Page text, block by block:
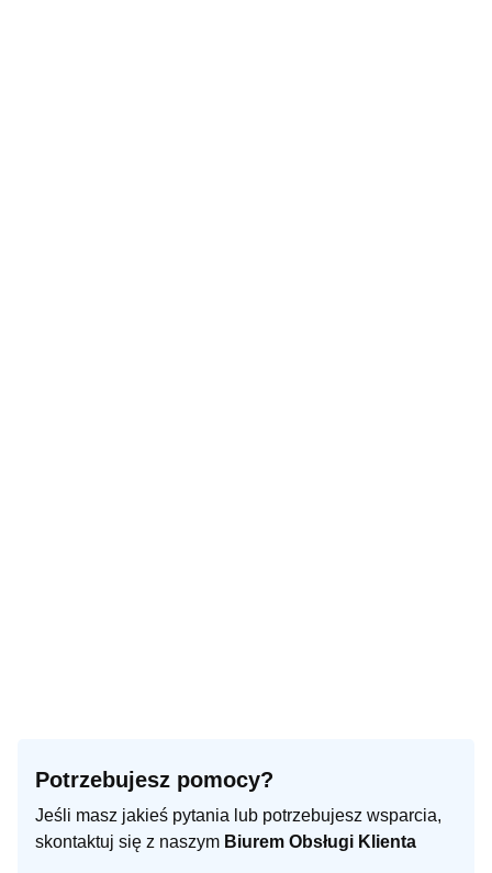
Potrzebujesz pomocy?
Jeśli masz jakieś pytania lub potrzebujesz wsparcia,
skontaktuj się z naszym Biurem Obsługi Klienta